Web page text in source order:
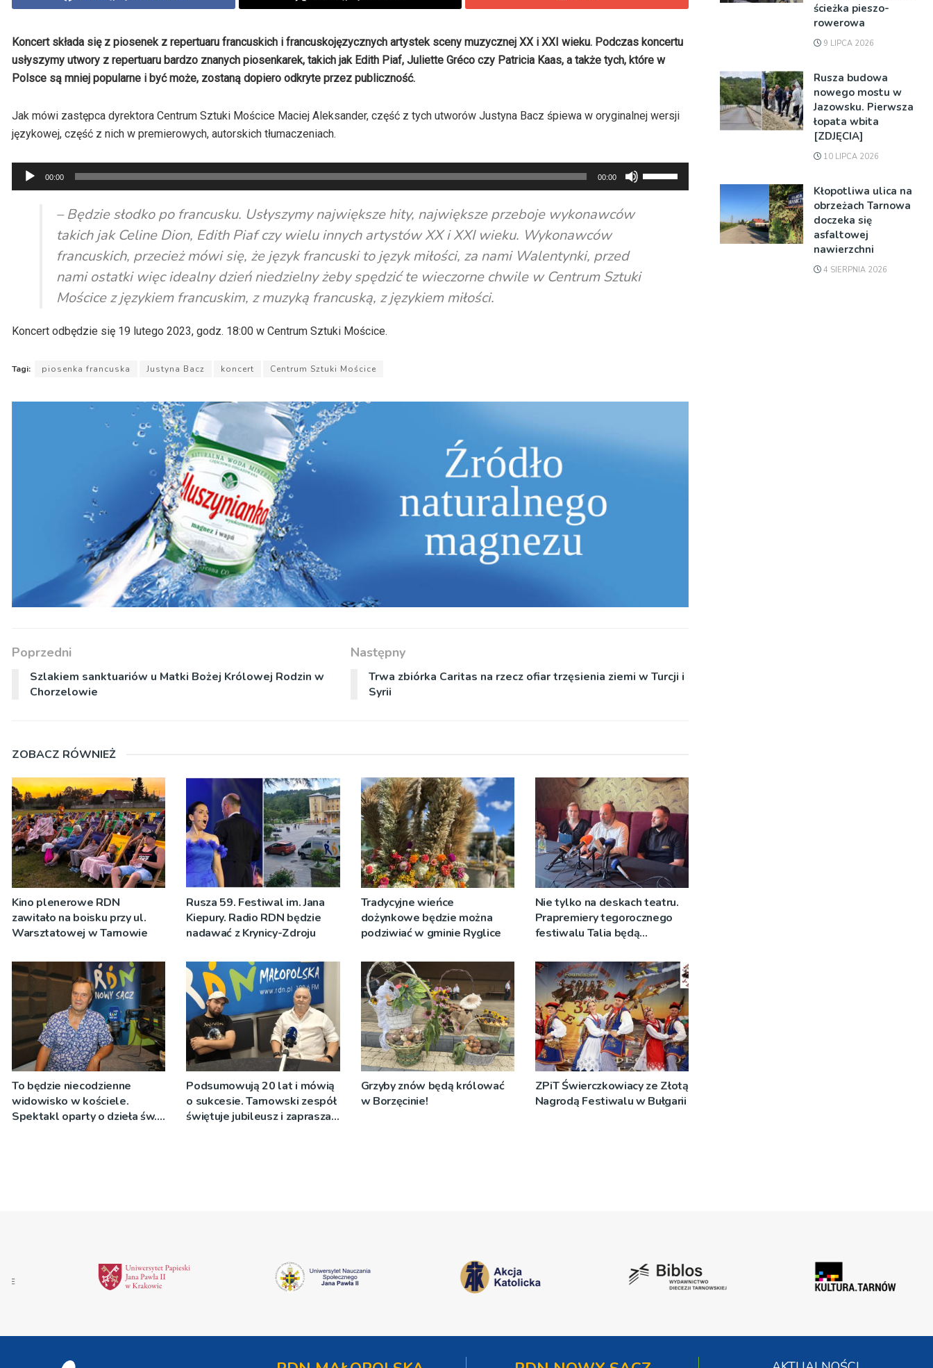
Koncert składa się z piosenek z repertuaru francuskich i francuskojęzycznych artystek sceny muzycznej XX i XXI wieku. Podczas koncertu
usłyszymy utwory z repertuaru bardzo znanych piosenkarek, takich jak Edith Piaf, Juliette Gréco czy Patricia Kaas, a także tych, które w
Polsce są mniej popularne i być może, zostaną dopiero odkryte przez publiczność.
Jak mówi zastępca dyrektora Centrum Sztuki Mościce Maciej Aleksander, część z tych utworów Justyna Bacz śpiewa w oryginalnej wersji
językowej, część z nich w premierowych, autorskich tłumaczeniach.
Odtwarzacz
plików
dźwiękowych
00:00 00:00
strzałek
– Będzie słodko po francusku. Usłyszymy największe hity, największe przeboje wykonawców
takich jak Celine Dion, Edith Piaf czy wielu innych artystów XX i XXI wieku. Wykonawców
francuskich, przecież mówi się, że język francuski to język miłości, za nami Walentynki, przed
nami ostatki więc idealny dzień niedzielny żeby spędzić te wieczorne chwile w Centrum Sztuki
Mościce z językiem francuskim, z muzyką francuską, z językiem miłości.
Koncert odbędzie się 19 lutego 2023, godz. 18:00 w Centrum Sztuki Mościce.
Tagi: piosenka francuska Justyna Bacz koncert Centrum Sztuki Mościce
Poprzedni
Szlakiem sanktuariów u Matki Bożej Królowej Rodzin w
Chorzelowie
Następny
Trwa zbiórka Caritas na rzecz ofiar trzęsienia ziemi w Turcji i
Syrii
ZOBACZ RÓWNIEŻ
Kino plenerowe RDN
zawitało na boisku przy ul.
Warsztatowej w Tarnowie
Rusza 59. Festiwal im. Jana
Kiepury. Radio RDN będzie
nadawać z Krynicy-Zdroju
Tradycyjne wieńce
dożynkowe będzie można
podziwiać w gminie Ryglice
Nie tylko na deskach teatru.
Prapremiery tegorocznego
festiwalu Talia będą
niecodziennych
okolicznościach
To będzie niecodzienne
widowisko w kościele.
Spektakl oparty o dzieła św.
Podsumowują 20 lat i mówią
o sukcesie. Tarnowski zespół
świętuje jubileusz i zaprasza
Grzyby znów będą królować
w Borzęcinie!
ZPiT Świerczkowiacy ze Złotą
Nagrodą Festiwalu w Bułgarii
ścieżka pieszo-
rowerowa
9 LIPCA 2026
Rusza budowa
nowego mostu w
Jazowsku. Pierwsza
łopata wbita
[ZDJĘCIA]
10 LIPCA 2026
Kłopotliwa ulica na
obrzeżach Tarnowa
doczeka się
asfaltowej
nawierzchni
4 SIERPNIA 2026